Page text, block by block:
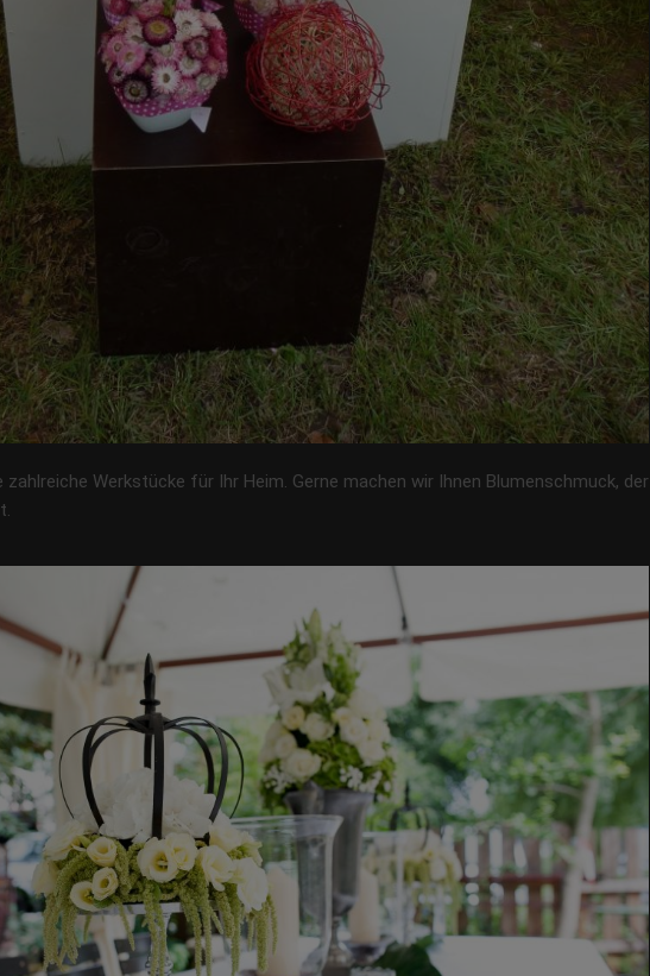
Werkstücke für Ihr Heim. Gerne machen wir Ihnen Blumenschmuck, der